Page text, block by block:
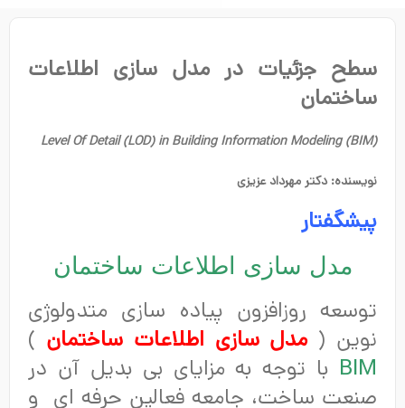
سطح جزئیات در مدل سازی اطلاعات
ساختمان
Level Of Detail (LOD) in Building Information Modeling (BIM)
نویسنده: دکتر مهرداد عزیزی
پیشگفتار
مدل سازی اطلاعات ساختمان
توسعه روزافزون پیاده سازی متدولوژی
نوین ( مدل سازی اطلاعات ساختمان)
BIM
با توجه به مزایای بی بدیل آن در
صنعت ساخت، جامعه فعالین حرفه ای و